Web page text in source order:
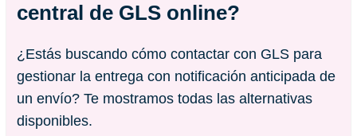
central de GLS online?
¿Estás buscando cómo contactar con GLS para
gestionar la entrega con notificación anticipada de
un envío? Te mostramos todas las alternativas
disponibles.